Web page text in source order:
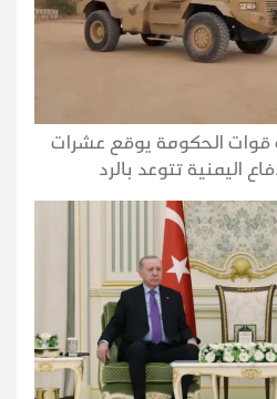
الحكومة يوقع عشرات
اليمنية تتوعد بالرد